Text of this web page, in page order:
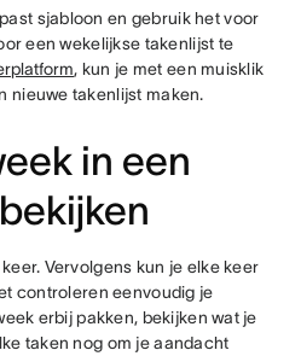
sjabloon en gebruik het voor
een wekelijkse takenlijst te
, kun je met een muisklik
nieuwe takenlijst maken.
in een
Vervolgens kun je elke keer
controleren eenvoudig je
erbij pakken, bekijken wat je
taken nog om je aandacht